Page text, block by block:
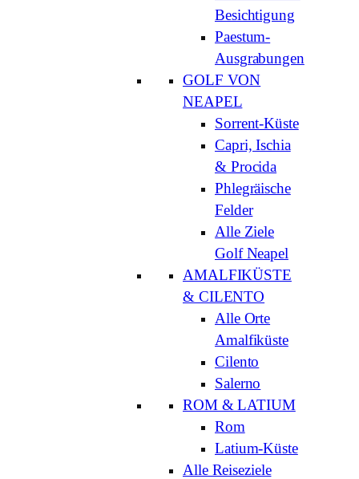
Besichtigung
Paestum-
Ausgrabungen
GOLF VON
NEAPEL
Sorrent-Küste
Capri, Ischia
& Procida
Phlegräische
Felder
Alle Ziele
Golf Neapel
AMALFIKÜSTE
& CILENTO
Alle Orte
Amalfiküste
Cilento
Salerno
ROM & LATIUM
Rom
Latium-Küste
Alle Reiseziele